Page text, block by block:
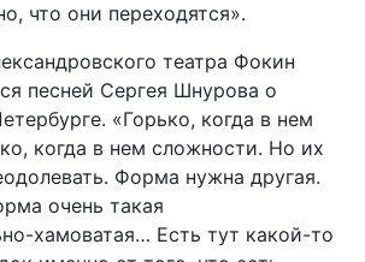
что они переходятся».
театра Фокин
песней Сергея Шнурова о
«Горько, когда в нем
когда в нем сложности. Но их
Форма нужна другая.
очень такая
хамоватая… Есть тут какой-то